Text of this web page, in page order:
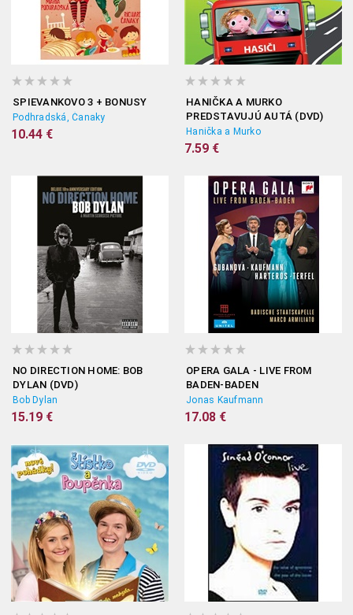
SPIEVANKOVO 3 + BONUSY
Podhradská, Čanaky
10.44 €
HANIČKA A MURKO
PREDSTAVUJÚ AUTÁ (DVD)
Hanička a Murko
7.59 €
NO DIRECTION HOME: BOB
DYLAN (DVD)
Bob Dylan
15.19 €
OPERA GALA - LIVE FROM
BADEN-BADEN
Jonas Kaufmann
17.08 €